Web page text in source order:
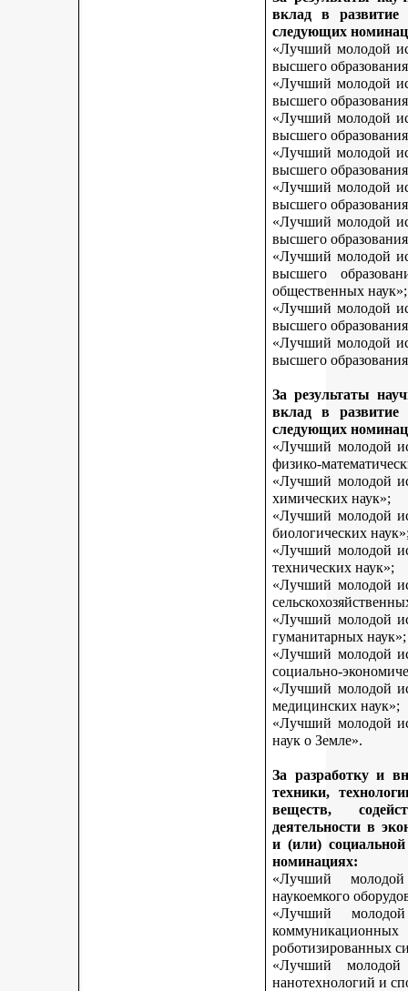
вклад в развитие
следующих
«Лучший молодой
высшего
«Лучший молодой
высшего
«Лучший молодой
высшего
«Лучший молодой
высшего
«Лучший молодой
высшего
«Лучший молодой
высшего
«Лучший молодой
высшего
общественных наук»;
«Лучший молодой
высшего
«Лучший молодой
высшего
За результаты
вклад в развитие
следующих
«Лучший молодой
физико-
«Лучший молодой
химических наук»;
«Лучший молодой
биологических
«Лучший молодой
технических наук»;
«Лучший молодой
«Лучший молодой
гуманитарных наук»;
«Лучший молодой
социально-
«Лучший молодой
медицинских наук»;
«Лучший молодой
наук о Земле».
За разработку и
техники,
веществ,
деятельности в
и (или)
номинациях:
«Лучший
наукоемкого
«Лучший
роботизированных
«Лучший
нанотехнологий и